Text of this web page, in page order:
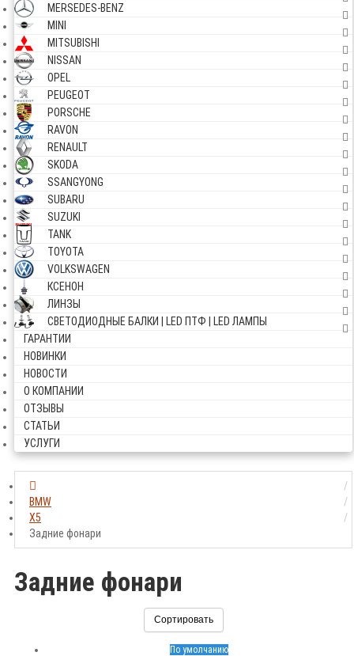
MERSEDES-BENZ
MINI
MITSUBISHI
NISSAN
OPEL
PEUGEOT
PORSCHE
RAVON
RENAULT
SKODA
SSANGYONG
SUBARU
SUZUKI
TANK
TOYOTA
VOLKSWAGEN
КСЕНОН
ЛИНЗЫ
СВЕТОДИОДНЫЕ БАЛКИ | LED ПТФ | LED ЛАМПЫ
ГАРАНТИИ
НОВИНКИ
НОВОСТИ
О КОМПАНИИ
ОТЗЫВЫ
СТАТЬИ
УСЛУГИ
BMW
X5
Задние фонари
Задние фонари
Сортировать
По умолчанию